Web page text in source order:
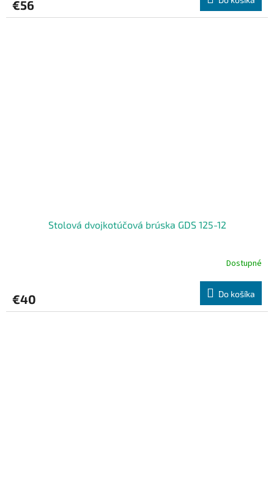
€56
Stolová dvojkotúčová brúska GDS 125-12
Dostupné
€40 Do košíka